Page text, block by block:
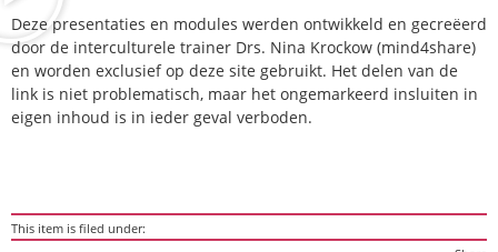
Deze presentaties en modules werden ontwikkeld en gecreëerd
door de interculturele trainer Drs. Nina Krockow (mind4share)
en worden exclusief op deze site gebruikt. Het delen van de
link is niet problematisch, maar het ongemarkeerd insluiten in
eigen inhoud is in ieder geval verboden.
This item is filed under: